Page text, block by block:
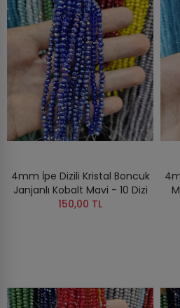
4mm İpe Dizili Kristal Boncuk
Janjanlı Kobalt Mavi - 10 Dizi
150,00 TL